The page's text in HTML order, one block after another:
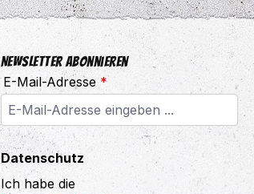
Newsletter abonnieren
E-Mail-Adresse*
Datenschutz
Ich habe die